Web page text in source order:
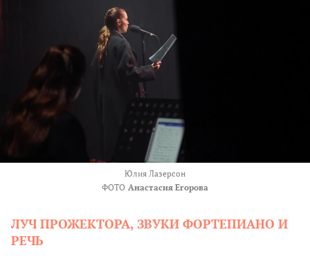
Юлия Лазерсон
ФОТО Анастасия Егорова
ЛУЧ ПРОЖЕКТОРА, ЗВУКИ ФОРТЕПИАНО И
РЕЧЬ